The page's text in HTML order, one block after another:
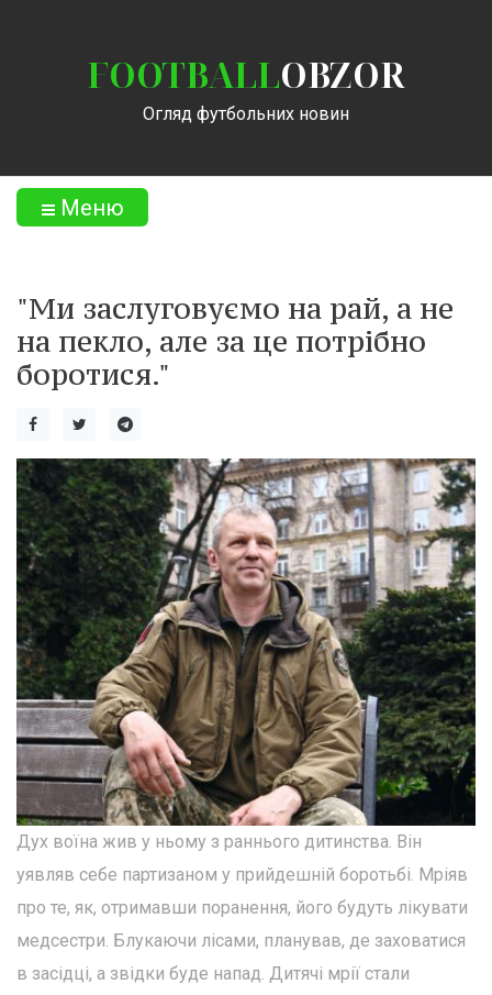
FOOTBALLOBZOR
Огляд футбольних новин
Меню
"Ми заслуговуємо на рай, а не
на пекло, але за це потрібно
боротися."
Дух воїна жив у ньому з раннього дитинства. Він
уявляв себе партизаном у прийдешній боротьбі. Мріяв
про те, як, отримавши поранення, його будуть лікувати
медсестри. Блукаючи лісами, планував, де заховатися
в засідці, а звідки буде напад. Дитячі мрії стали